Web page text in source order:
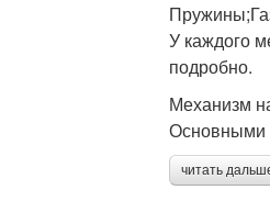
У каждого
подробно.
Механизм
Основными
читать